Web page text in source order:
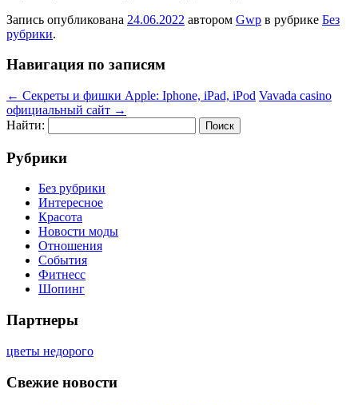
Запись опубликована 24.06.2022 автором Gwp в рубрике Без
рубрики.
Навигация по записям
← Секреты и фишки Apple: Iphone, iPad, iPod Vavada casino
официальный сайт →
Найти:
Рубрики
Без рубрики
Интересное
Красота
Новости моды
Отношения
События
Фитнесс
Шопинг
Партнеры
цветы недорого
Свежие новости